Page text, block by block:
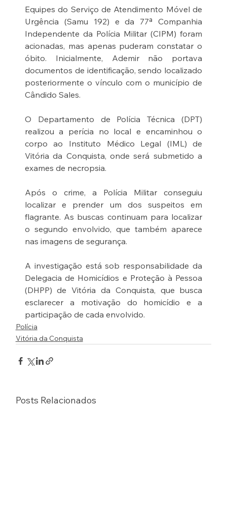
Equipes do Serviço de Atendimento Móvel de
Urgência (Samu 192) e da 77ª Companhia
Independente da Polícia Militar (CIPM) foram
acionadas, mas apenas puderam constatar o
óbito. Inicialmente, Ademir não portava
documentos de identificação, sendo localizado
posteriormente o vínculo com o município de
Cândido Sales.
O Departamento de Polícia Técnica (DPT)
realizou a perícia no local e encaminhou o
corpo ao Instituto Médico Legal (IML) de
Vitória da Conquista, onde será submetido a
exames de necropsia.
Após o crime, a Polícia Militar conseguiu
localizar e prender um dos suspeitos em
flagrante. As buscas continuam para localizar
o segundo envolvido, que também aparece
nas imagens de segurança.
A investigação está sob responsabilidade da
Delegacia de Homicídios e Proteção à Pessoa
(DHPP) de Vitória da Conquista, que busca
esclarecer a motivação do homicídio e a
participação de cada envolvido.
Polícia
Vitória da Conquista
Posts Relacionados